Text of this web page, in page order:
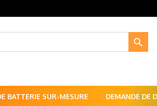

BATTERIE SUR-MESURE DEMANDE DE